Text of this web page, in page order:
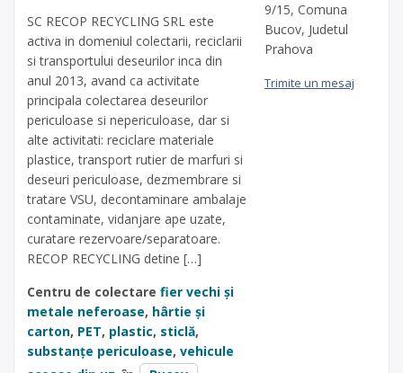
SC RECOP RECYCLING SRL este
activa in domeniul colectarii, reciclarii
si transportului deseurilor inca din
anul 2013, avand ca activitate
principala colectarea deseurilor
periculoase si nepericuloase, dar si
alte activitati: reciclare materiale
plastice, transport rutier de marfuri si
deseuri periculoase, dezmembrare si
tratare VSU, decontaminare ambalaje
contaminate, vidanjare ape uzate,
curatare rezervoare/separatoare.
RECOP RECYCLING detine […]
Centru de colectare fier vechi și
metale neferoase, hârtie și
carton, PET, plastic, sticlă,
substanțe periculoase, vehicule
9/15, Comuna
Bucov, Judetul
Prahova
Trimite un mesaj